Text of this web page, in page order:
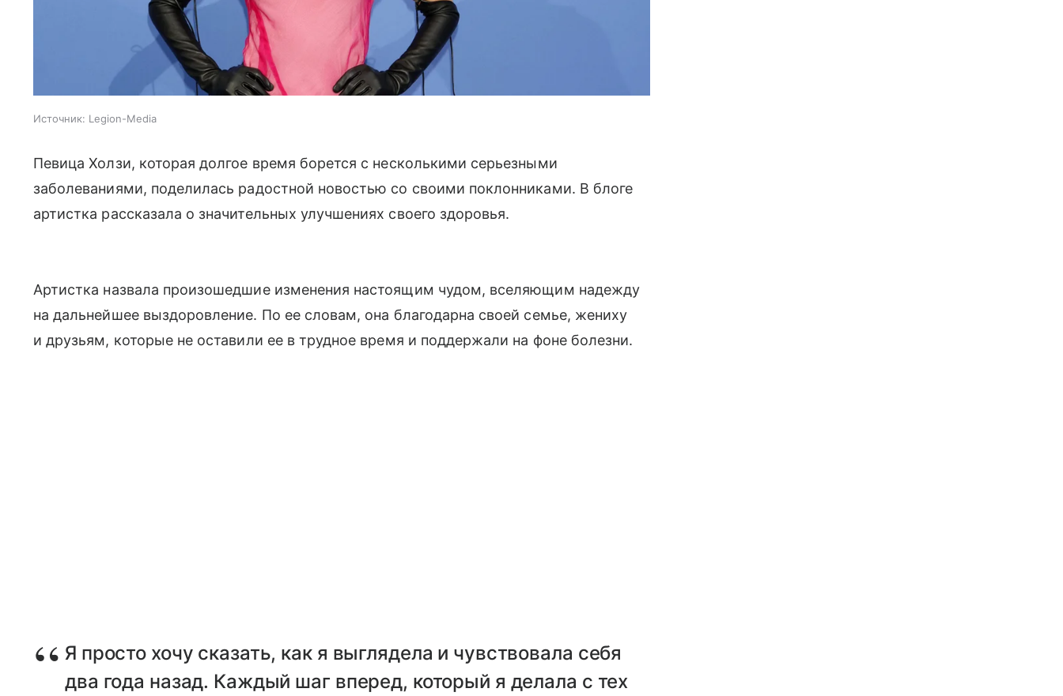
Источник: Legion-Media
Певица Холзи, которая долгое время борется с несколькими серьезными
заболеваниями, поделилась радостной новостью со своими поклонниками. В блоге
артистка рассказала о значительных улучшениях своего здоровья.
Артистка назвала произошедшие изменения настоящим чудом, вселяющим надежду
на дальнейшее выздоровление. По ее словам, она благодарна своей семье, жениху
и друзьям, которые не оставили ее в трудное время и поддержали на фоне болезни.
Я просто хочу сказать, как я выглядела и чувствовала себя
два года назад. Каждый шаг вперед, который я делала с тех